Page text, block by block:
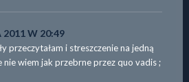
2011 W 20:49
przeczytałam i streszczenie na jedną
nie wiem jak przebrne przez quo vadis ;